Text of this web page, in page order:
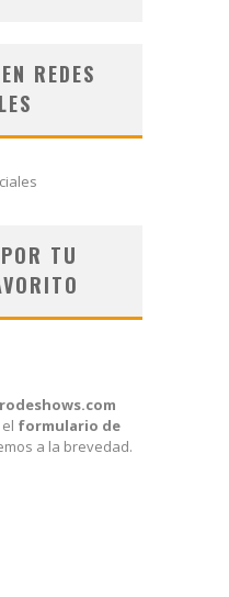
REDES
TU
formulario de
a la brevedad.